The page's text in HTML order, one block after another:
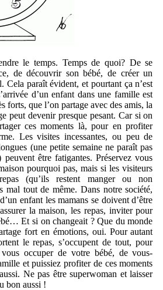
le temps. Temps de quoi? De se
de découvrir son bébé, de créer un
paraît évident, et pourtant ça n’est
d’un enfant dans une famille est
forts, que l’on partage avec des amis, la
peut devenir presque pesant. Car si on
ces moments là, pour en profiter
Les visites incessantes, ou peu de
(une petite semaine ne paraît pas
être fatigantes. Préservez vous
pourquoi pas, mais si les visiteurs
(qu’ils restent manger ou non
mal tout de même. Dans notre société,
enfant les mamans se doivent d’être
la maison, les repas, inviter pour
Et si on changeait ? Que du monde
fort en émotions, oui. Pour autant
le repas, s’occupent de tout, pour
vous occuper de votre bébé, de vous-
et puissiez profiter de ces moments
Ne pas être superwoman et laisser
bon aussi !